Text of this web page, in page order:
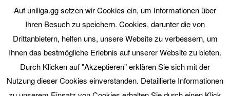
Auf uniliga.gg setzen wir Cookies ein, um Informationen über
Ihren Besuch zu speichern. Cookies, darunter die von
Drittanbietern, helfen uns, unsere Website zu verbessern, um
Ihnen das bestmögliche Erlebnis auf unserer Website zu bieten.
Durch Klicken auf "Akzeptieren" erklären Sie sich mit der
Nutzung dieser Cookies einverstanden. Detaillierte Informationen